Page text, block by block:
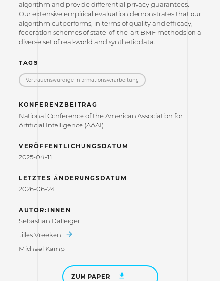
algorithm and provide differential privacy guarantees.
Our extensive empirical evaluation demonstrates that our
algorithm outperforms, in terms of quality and efficacy,
federation schemes of state-of-the-art BMF methods on a
diverse set of real-world and synthetic data.
TAGS
Vertrauenswürdige Informations­verarbeitung
KONFERENZBEITRAG
National Conference of the American Association for
Artificial Intelligence (AAAI)
VERÖFFENTLICHUNGSDATUM
2025-04-11
LETZTES ÄNDERUNGSDATUM
2026-06-24
AUTOR:INNEN
Sebastian Dalleiger
Jilles Vreeken
Michael Kamp
ZUM PAPER